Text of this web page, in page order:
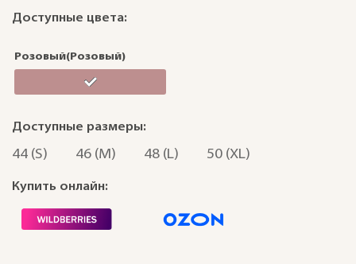
Доступные цвета:
Розовый(Розовый)
Доступные размеры:
44 (S) 46 (M) 48 (L) 50 (XL)
Купить онлайн: